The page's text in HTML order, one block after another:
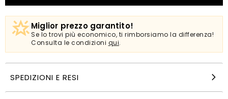
Miglior prezzo garantito!
Se lo trovi più economico, ti rimborsiamo la differenza!
Consulta le condizioni qui.
SPEDIZIONI E RESI